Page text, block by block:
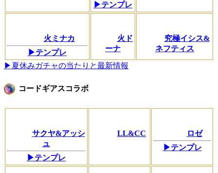
▶テンプレ
火ミナカ
▶テンプレ
火ド
ーナ
究極イシス&
ネフティス
▶夏休みガチャの当たりと最新情報
コードギアスコラボ
サクヤ&アッシ
ュ
▶テンプレ
LL&CC
ロゼ
▶テンプレ